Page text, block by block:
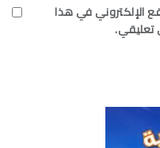
الإلكتروني في هذا
تعليقي.